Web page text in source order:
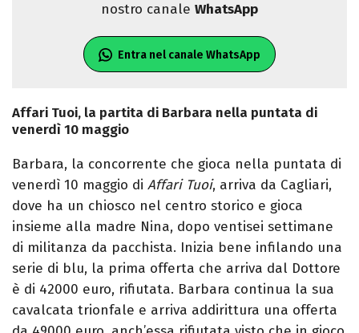
nostro canale WhatsApp
Entra nel canale WhatsApp
Affari Tuoi, la partita di Barbara nella puntata di
venerdì 10 maggio
Barbara, la concorrente che gioca nella puntata di
venerdì 10 maggio di Affari Tuoi, arriva da Cagliari,
dove ha un chiosco nel centro storico e gioca
insieme alla madre Nina, dopo ventisei settimane
di militanza da pacchista. Inizia bene infilando una
serie di blu, la prima offerta che arriva dal Dottore
è di 42000 euro, rifiutata. Barbara continua la sua
cavalcata trionfale e arriva addirittura una offerta